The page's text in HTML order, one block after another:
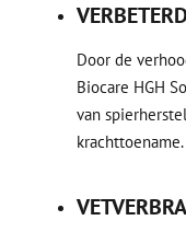
Door de
Biocare HGH
van
krachttoename.